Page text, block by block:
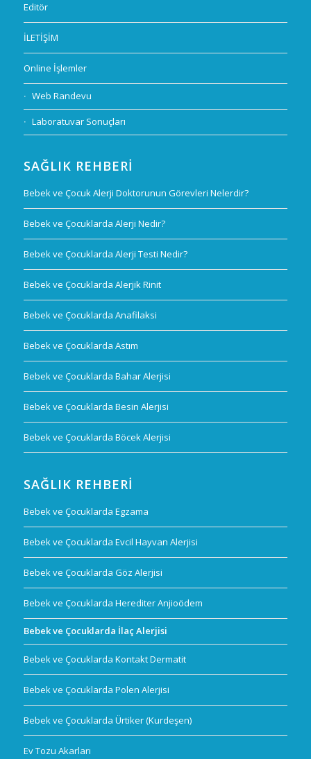
Editör
İLETİŞİM
Online İşlemler
Web Randevu
Laboratuvar Sonuçları
SAĞLIK REHBERI
Bebek ve Çocuk Alerji Doktorunun Görevleri Nelerdir?
Bebek ve Çocuklarda Alerji Nedir?
Bebek ve Çocuklarda Alerji Testi Nedir?
Bebek ve Çocuklarda Alerjik Rinit
Bebek ve Çocuklarda Anafilaksi
Bebek ve Çocuklarda Astım
Bebek ve Çocuklarda Bahar Alerjisi
Bebek ve Çocuklarda Besin Alerjisi
Bebek ve Çocuklarda Böcek Alerjisi
SAĞLIK REHBERI
Bebek ve Çocuklarda Egzama
Bebek ve Çocuklarda Evcil Hayvan Alerjisi
Bebek ve Çocuklarda Göz Alerjisi
Bebek ve Çocuklarda Herediter Anjioödem
Bebek ve Çocuklarda İlaç Alerjisi
Bebek ve Çocuklarda Kontakt Dermatit
Bebek ve Çocuklarda Polen Alerjisi
Bebek ve Çocuklarda Ürtiker (Kurdeşen)
Ev Tozu Akarları